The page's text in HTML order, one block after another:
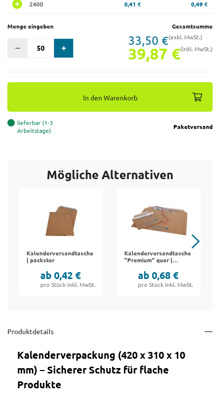
2400 0,41 € 0,49 €
Menge eingeben Gesamtsumme
33,50 €(exkl. MwSt.)
39,87 €(inkl. MwSt.)
In den Warenkorb
lieferbar (1-3
Arbeitstage)
Paketversand
Mögliche Alternativen
Kalenderversandtasche
| packster
ab 0,42 €
pro Stück inkl. MwSt.
Kalenderversandtasche
"Premium" quer |
ab 0,68 €
pro Stück inkl. MwSt.
Produktdetails
Kalenderverpackung (420 x 310 x 10
mm) – Sicherer Schutz für flache
Produkte